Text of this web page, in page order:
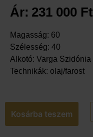
Ár: 231 000 Ft
Magasság: 60
Szélesség: 40
Alkotó: Varga Szidónia
Technikák: olaj/farost
Kosárba teszem